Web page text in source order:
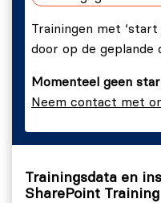
Trainingen met ‘start
door op de geplande
Momenteel geen
Neem contact met
Trainingsdata en
SharePoint Training